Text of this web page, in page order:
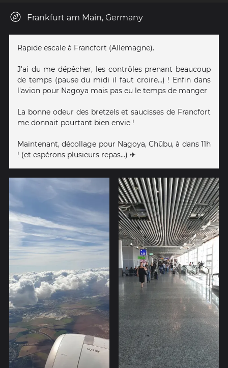
Frankfurt am Main, Germany
Rapide escale à Francfort (Allemagne).
J'ai du me dépêcher, les contrôles prenant beaucoup
de temps (pause du midi il faut croire...) ! Enfin dans
l'avion pour Nagoya mais pas eu le temps de manger
La bonne odeur des bretzels et saucisses de Francfort
me donnait pourtant bien envie !
Maintenant, décollage pour Nagoya, Chūbu, à dans 11h
! (et espérons plusieurs repas...) ✈